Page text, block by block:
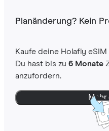
Planänderung? Kein
Kaufe deine Holafly
Du hast bis zu 6 Monate
anzufordern.
Mehr